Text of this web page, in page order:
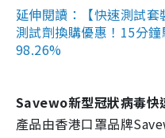
延伸閱讀：【快速測試套
測試劑換購優惠！15分
98.26%
Savewo新型冠狀病毒快
產品由香港口罩品牌